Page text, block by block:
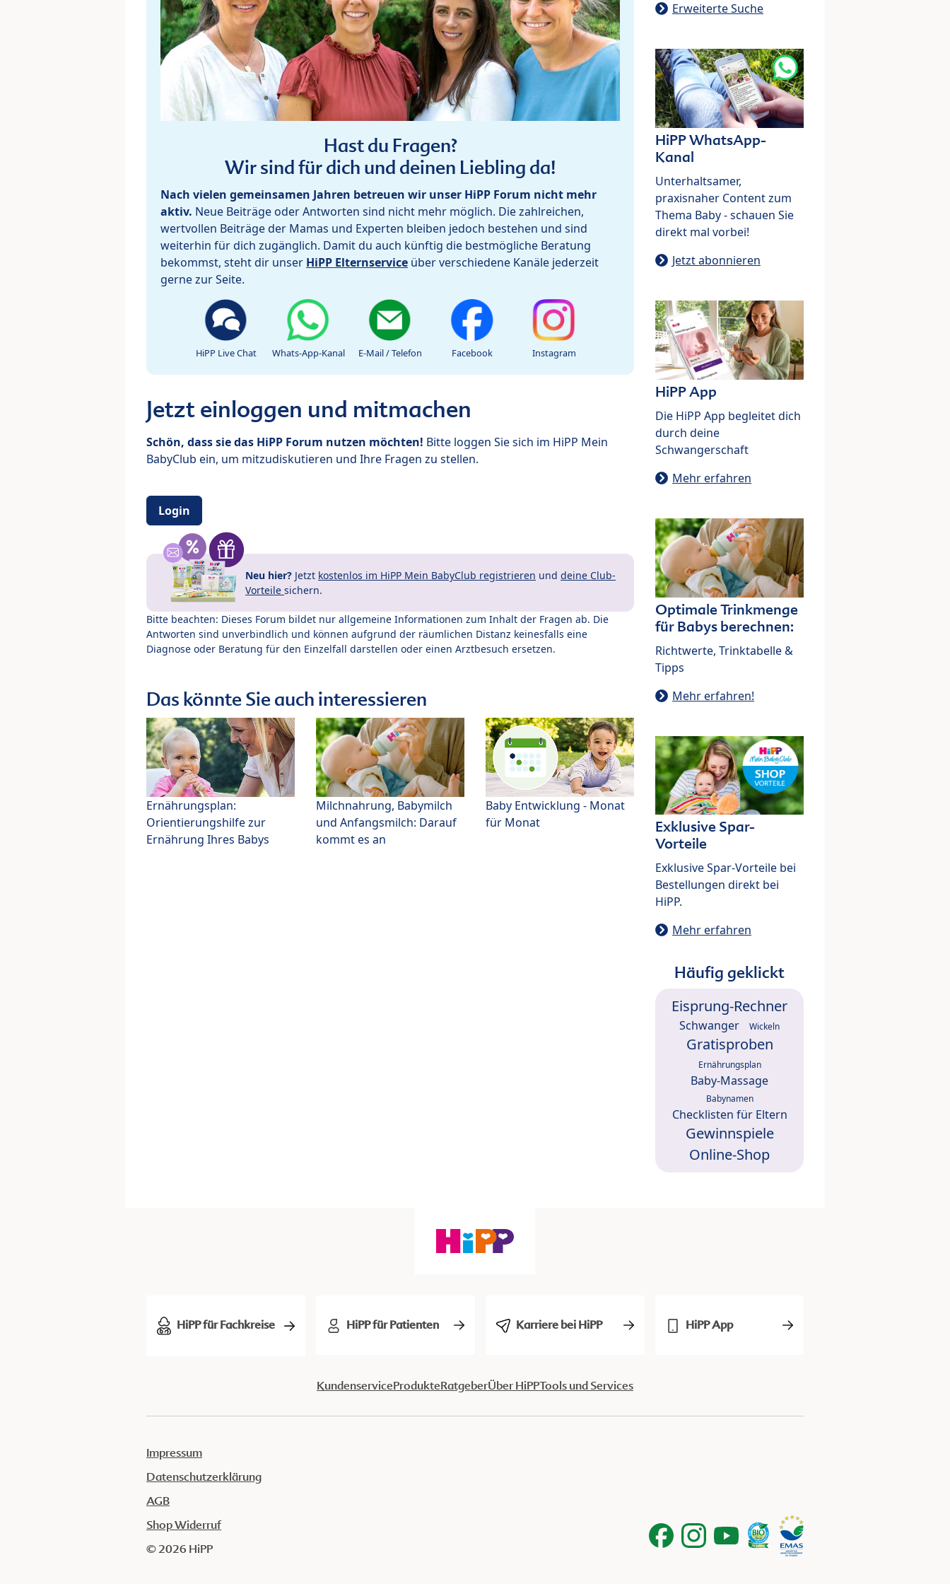
Hast du Fragen?
Wir sind für dich und deinen Liebling da!
Nach vielen gemeinsamen Jahren betreuen wir unser HiPP Forum nicht mehr
aktiv. Neue Beiträge oder Antworten sind nicht mehr möglich. Die zahlreichen,
wertvollen Beiträge der Mamas und Experten bleiben jedoch bestehen und sind
weiterhin für dich zugänglich. Damit du auch künftig die bestmögliche Beratung
bekommst, steht dir unser HiPP Elternservice über verschiedene Kanäle jederzeit
gerne zur Seite.
HiPP Live Chat Whats-App-Kanal E-Mail / Telefon Facebook Instagram
Jetzt einloggen und mitmachen
Schön, dass sie das HiPP Forum nutzen möchten! Bitte loggen Sie sich im HiPP Mein
BabyClub ein, um mitzudiskutieren und Ihre Fragen zu stellen.
Login
Neu hier? Jetzt kostenlos im HiPP Mein BabyClub registrieren und deine Club-
Vorteile sichern.
Bitte beachten: Dieses Forum bildet nur allgemeine Informationen zum Inhalt der Fragen ab. Die
Antworten sind unverbindlich und können aufgrund der räumlichen Distanz keinesfalls eine
Diagnose oder Beratung für den Einzelfall darstellen oder einen Arztbesuch ersetzen.
Das könnte Sie auch interessieren
Ernährungsplan:
Orientierungshilfe zur
Ernährung Ihres Babys
Milchnahrung, Babymilch
und Anfangsmilch: Darauf
kommt es an
Baby Entwicklung - Monat
für Monat
Erweiterte Suche
HiPP WhatsApp-
Kanal
Unterhaltsamer,
praxisnaher Content zum
Thema Baby - schauen Sie
direkt mal vorbei!
Jetzt abonnieren
HiPP App
Die HiPP App begleitet dich
durch deine
Schwangerschaft
Mehr erfahren
Optimale Trinkmenge
für Babys berechnen:
Richtwerte, Trinktabelle &
Tipps
Mehr erfahren!
Exklusive Spar-
Vorteile
Exklusive Spar-Vorteile bei
Bestellungen direkt bei
HiPP.
Mehr erfahren
Häufig geklickt
Eisprung-Rechner
Schwanger Wickeln
Gratisproben
Ernährungsplan
Baby-Massage
Babynamen
Checklisten für Eltern
Gewinnspiele
Online-Shop
HiPP für Fachkreise HiPP für Patienten Karriere bei HiPP HiPP App
KundenserviceProdukteRatgeberÜber HiPPTools und Services
Impressum
Datenschutzerklärung
AGB
Shop Widerruf
© 2026 HiPP